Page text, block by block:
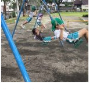
終
業
式・
夏
休
み・
お